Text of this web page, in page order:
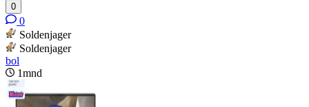
0
0
Soldenjager
Soldenjager
bol
1mnd